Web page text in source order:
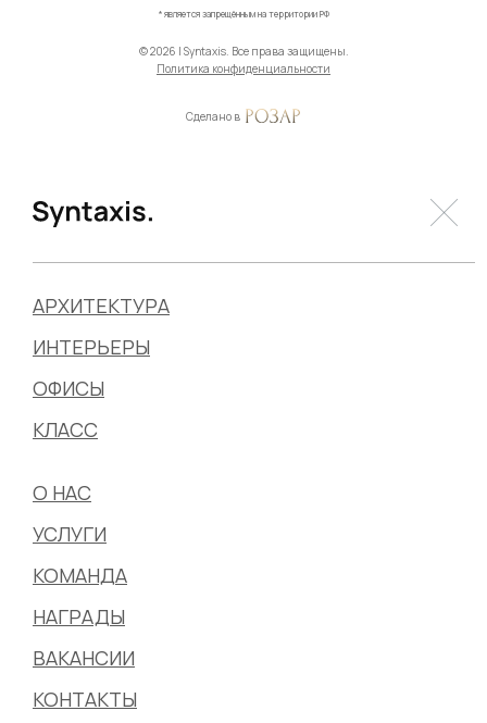
© 2026 | Syntaxis. Все права защищены.
* является запрещённым на территории РФ
Политика конфиденциальности
Сделано в
АРХИТЕКТУРА
КОМАНДА
ИНТЕРЬЕРЫ
ВАКАНСИИ
КОНТАКТЫ
ОФИСЫ
КЛАСС
О НАС
УСЛУГИ
НАГРАДЫ